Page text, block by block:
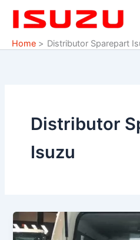
Home
Distributor Sparepart
Distributor
Isuzu
Sparepart
Suku